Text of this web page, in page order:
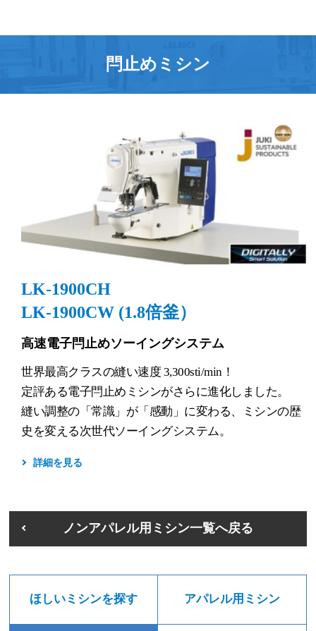
閂止めミシン
LK-1900CH
LK-1900CW (1.8倍釜）
高速電子閂止めソーイングシステム
世界最高クラスの縫い速度 3,300sti/min！
定評ある電子閂止めミシンがさらに進化しました。
縫い調整の「常識」が「感動」に変わる、ミシンの歴
史を変える次世代ソーイングシステム。
詳細を見る
ノンアパレル用ミシン一覧へ戻る
ほしいミシンを探す アパレル用ミシン